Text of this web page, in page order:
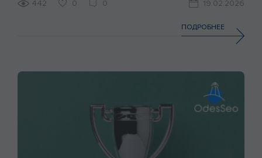
442
0 0 19.02.2026
ПОДРОБНЕЕ